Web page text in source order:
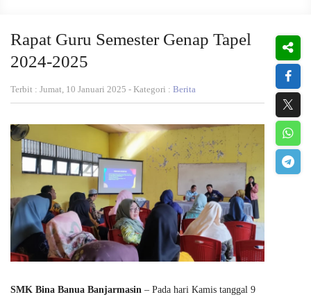
Rapat Guru Semester Genap Tapel
2024-2025
Terbit : Jumat, 10 Januari 2025 - Kategori : Berita
SMK Bina Banua Banjarmasin – Pada hari Kamis tanggal 9